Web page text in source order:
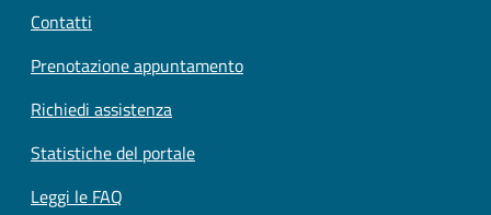
Contatti
Prenotazione appuntamento
Richiedi assistenza
Statistiche del portale
Leggi le FAQ